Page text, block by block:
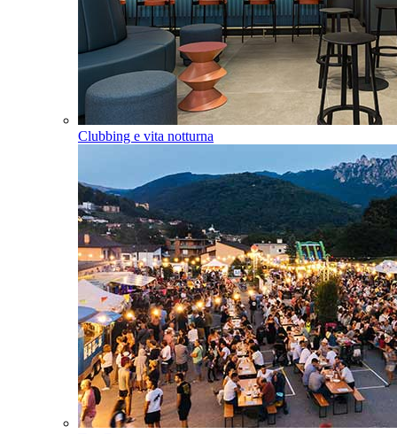
Clubbing e vita notturna